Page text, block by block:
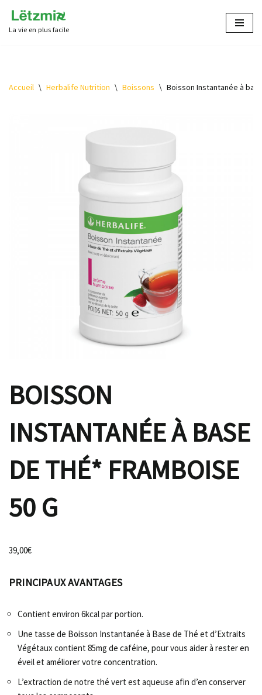
Aller
La vie en plus facile
Accueil \ Herbalife Nutrition \ Boissons \ Boisson Instantanée à
BOISSON
INSTANTANÉE À BASE
DE THÉ* FRAMBOISE
50 G
39,00€
PRINCIPAUX AVANTAGES
Contient environ 6kcal par portion.
Une tasse de Boisson Instantanée à Base de Thé et d’Extraits
Végétaux contient 85mg de caféine, pour vous aider à rester en
éveil et améliorer votre concentration.
L’extraction de notre thé vert est aqueuse afin d’en conserver